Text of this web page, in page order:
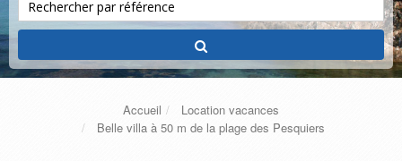
Accueil
Location vacances
Belle villa à 50 m de la plage des Pesquiers